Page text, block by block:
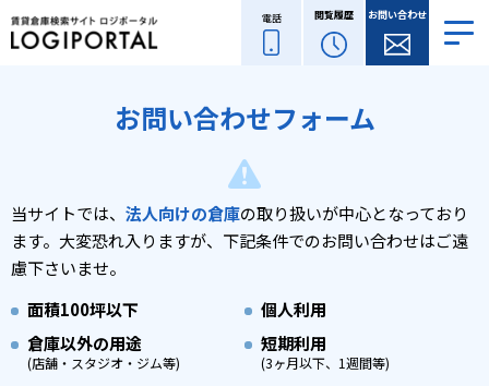
電話 閲覧履歴 お問い合わせ
お問い合わせフォーム
当サイトでは、 法人向けの倉庫の取り扱いが中心となっており
ます。 大変恐れ入りますが、下記条件でのお問い合わせはご遠
慮下さいませ。
面積100坪以下
個人利用
倉庫以外の用途
(店舗・スタジオ・ジム等)
短期利用
(3ヶ月以下、1週間等)